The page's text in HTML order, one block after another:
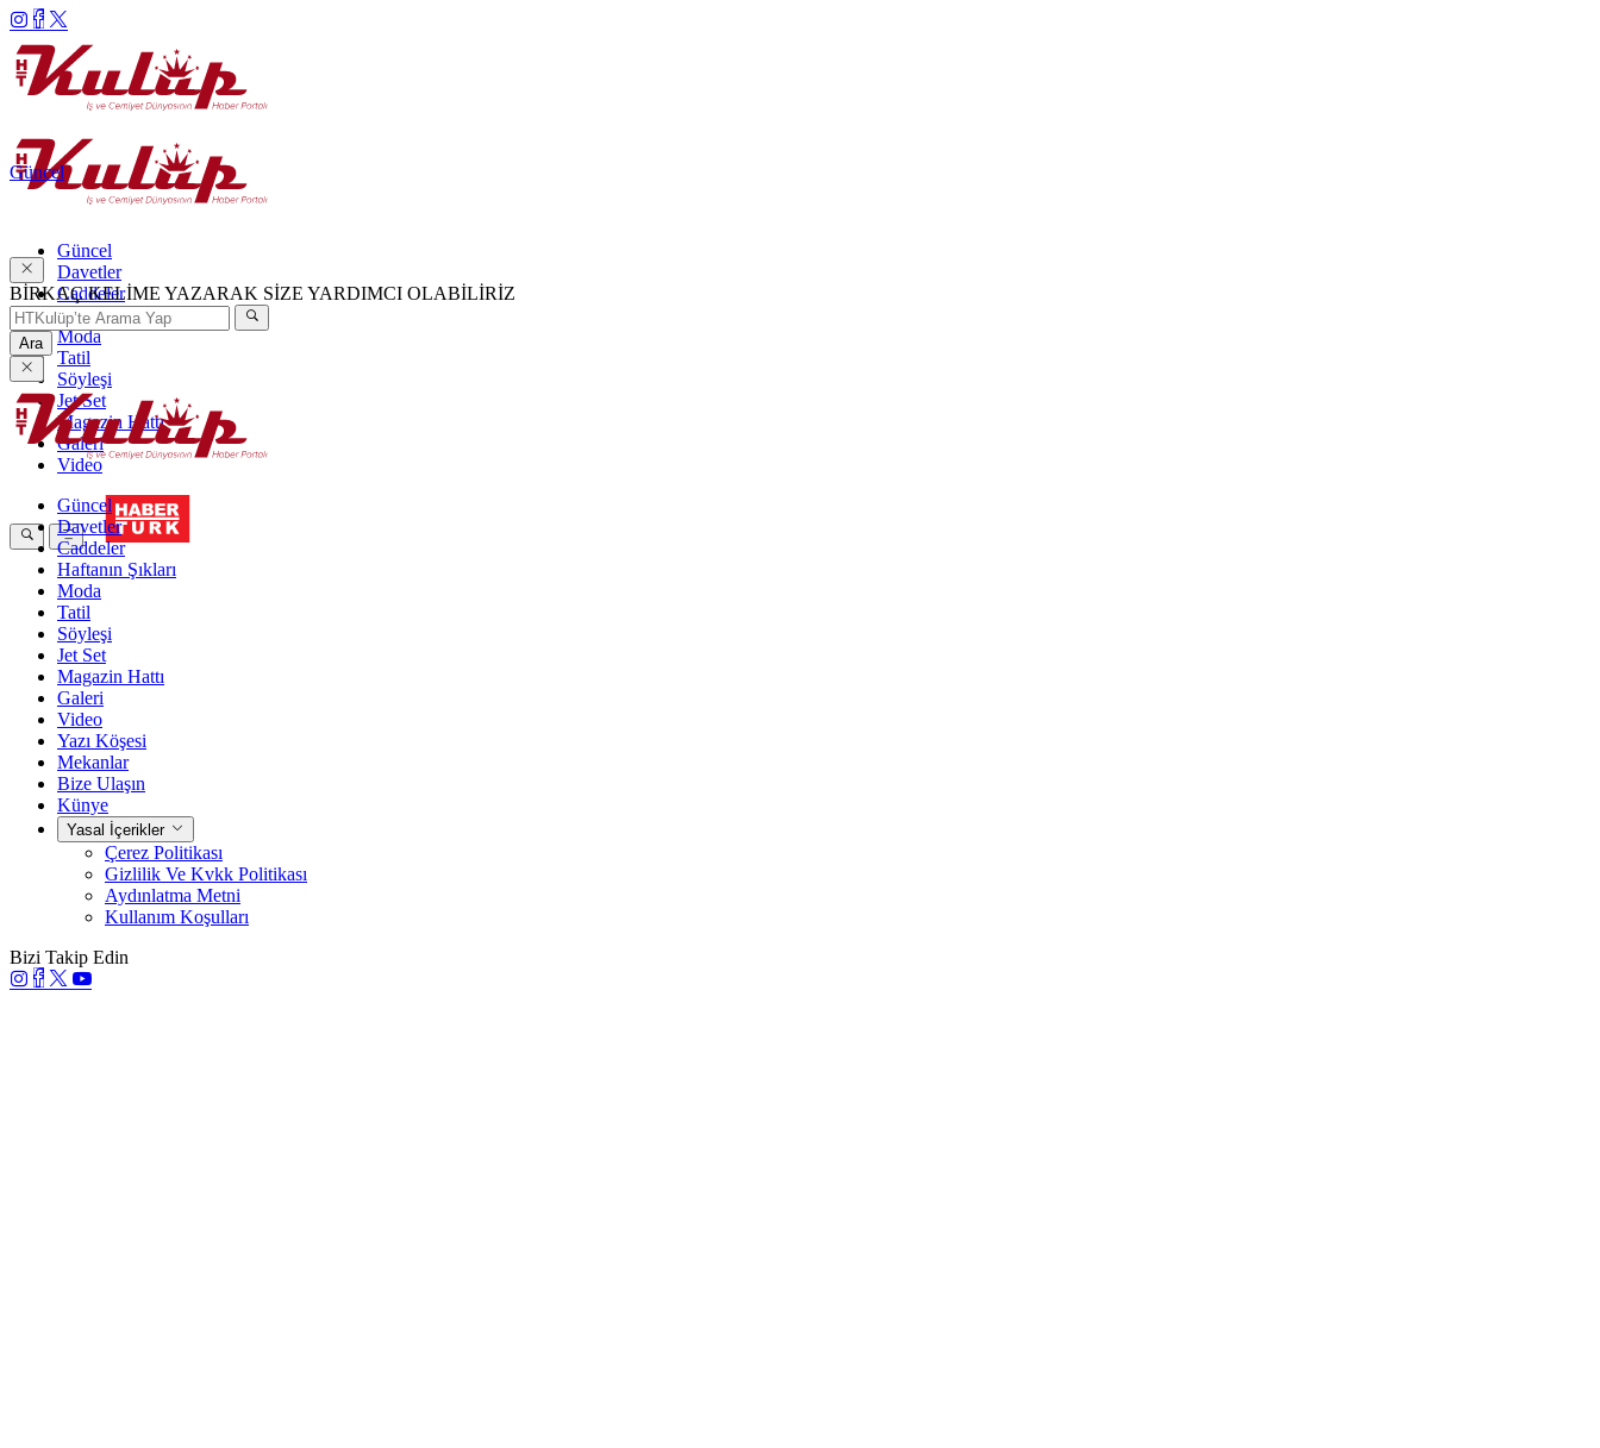
Güncel
Davetler
Caddeler
Haftanın Şıkları
Moda
Tatil
Söyleşi
Jet Set
Magazin Hattı
Galeri
Video
Güncel
BİRKAÇ KELİME YAZARAK SİZE YARDIMCI OLABİLİRİZ
Ara
Güncel
Davetler
Caddeler
Haftanın Şıkları
Moda
Tatil
Söyleşi
Jet Set
Magazin Hattı
Galeri
Video
Yazı Köşesi
Mekanlar
Bize Ulaşın
Künye
Yasal İçerikler
Çerez Politikası
Gizlilik Ve Kvkk Politikası
Aydınlatma Metni
Kullanım Koşulları
Bizi Takip Edin